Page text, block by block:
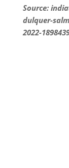
Source:
dulquer-
2022-